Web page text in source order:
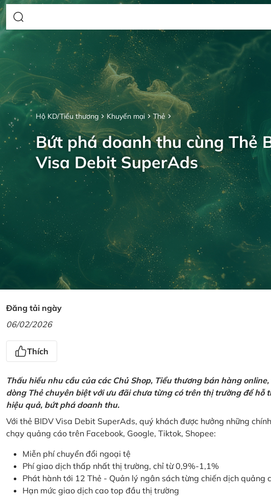
Hộ KD/Tiểu thương Khuyến mại Thẻ
Bứt phá doanh thu cùng Thẻ
Visa Debit SuperAds
Đăng tải ngày
06/02/2026
Thích
Thấu hiểu nhu cầu của các Chủ Shop, Tiểu thương bán hàng
dòng Thẻ chuyên biệt với ưu đãi chưa từng có trên thị trường để
hiệu quả, bứt phá doanh thu.
Với thẻ BIDV Visa Debit SuperAds, quý khách được hưởng những
chạy quảng cáo trên Facebook, Google, Tiktok, Shopee:
Miễn phí chuyển đổi ngoại tệ
Phí giao dịch thấp nhất thị trường, chỉ từ 0,9%-1,1%
Phát hành tới 12 Thẻ - Quản lý ngân sách từng chiến dịch quảng
Hạn mức giao dịch cao top đầu thị trường